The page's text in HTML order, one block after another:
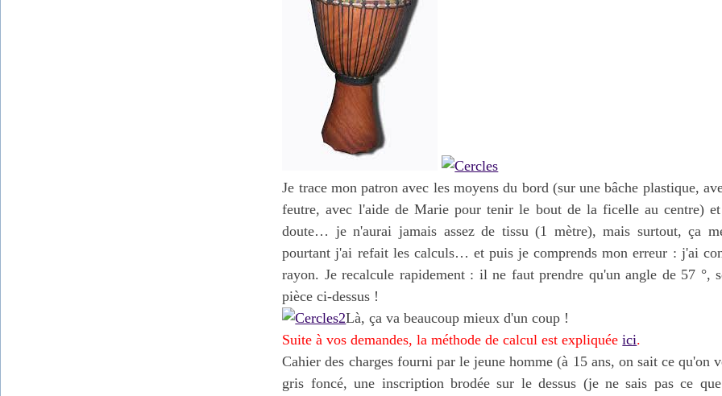
Je trace mon patron avec les moyens du bord (sur une bâche plastique,
feutre, avec l'aide de Marie pour tenir le bout de la ficelle au centre)
doute… je n'aurai jamais assez de tissu (1 mètre), mais surtout, ça
pourtant j'ai refait les calculs… et puis je comprends mon erreur : j'ai
rayon. Je recalcule rapidement : il ne faut prendre qu'un angle de 57 °,
pièce ci-dessus !
Là, ça va beaucoup mieux d'un coup !
Suite à vos demandes, la méthode de calcul est expliquéeici.
Cahier des charges fourni par le jeune homme (à 15 ans, on sait ce qu'on
gris foncé, une inscription brodée sur le dessus (je ne sais pas ce